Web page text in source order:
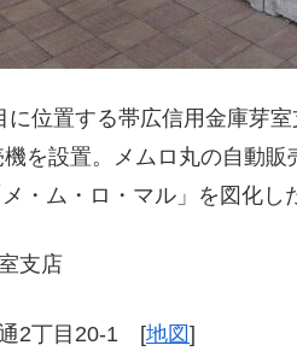
に位置する帯広信用金庫芽
を設置。メムロ丸の自動
・ム・ロ・マル」を図化し
支店
2丁目20-1 [地図]